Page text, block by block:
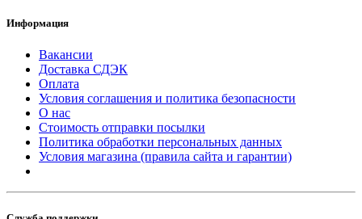
Информация
Вакансии
Доставка СДЭК
Оплата
Условия соглашения и политика безопасности
О нас
Стоимость отправки посылки
Политика обработки персональных данных
Условия магазина (правила сайта и гарантии)